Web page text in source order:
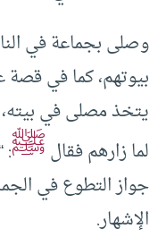
وصلى بجماعة في
بيوتهم، كما في قصة
يتخذ مصلى في
لما زارهم فقالﷺ
جواز التطوع في
الإشهار.